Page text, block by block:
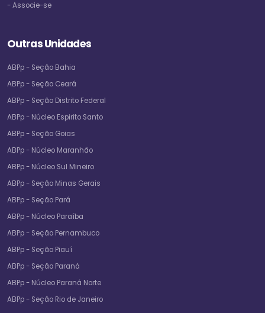
- Associe-se
Outras Unidades
ABPp - Seção Bahia
ABPp - Seção Ceará
ABPp - Seção Distrito Federal
ABPp - Núcleo Espirito Santo
ABPp - Seção Goias
ABPp - Núcleo Maranhão
ABPp - Núcleo Sul Mineiro
ABPp - Seção Minas Gerais
ABPp - Seção Pará
ABPp - Núcleo Paraíba
ABPp - Seção Pernambuco
ABPp - Seção Piauí
ABPp - Seção Paraná
ABPp - Núcleo Paraná Norte
ABPp - Seção Rio de Janeiro